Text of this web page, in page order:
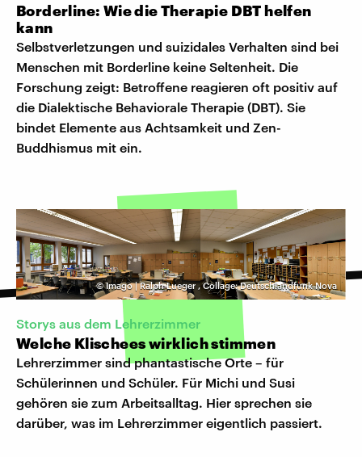
Borderline: Wie die Therapie DBT helfen
kann
Selbstverletzungen und suizidales Verhalten sind bei
Menschen mit Borderline keine Seltenheit. Die
Forschung zeigt: Betroffene reagieren oft positiv auf
die Dialektische Behaviorale Therapie (DBT). Sie
bindet Elemente aus Achtsamkeit und Zen-
Buddhismus mit ein.
©Imago | Ralph Lueger,Collage: Deutschlandfunk Nova
Storys aus dem Lehrerzimmer
Welche Klischees wirklich stimmen
Lehrerzimmer sind phantastische Orte – für
Schülerinnen und Schüler. Für Michi und Susi
gehören sie zum Arbeitsalltag. Hier sprechen sie
darüber, was im Lehrerzimmer eigentlich passiert.